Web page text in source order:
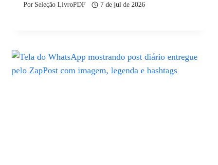
Por Seleção LivroPDF 7 de jul de 2026